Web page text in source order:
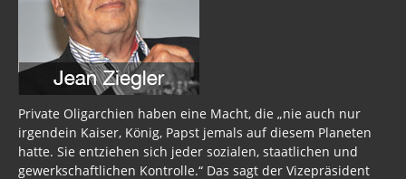
Mark Passio
Außerirdische?
Vergangenheit
Zeitgeschichte
Neues Bewußtsein
Private Oligarchien haben eine Macht, die „nie auch nur
irgendein Kaiser, König, Papst jemals auf diesem Planeten
hatte. Sie entziehen sich jeder sozialen, staatlichen und
gewerkschaftlichen Kontrolle.“ Das sagt der Vizepräsident